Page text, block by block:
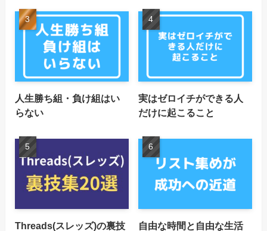
人生勝ち組・負け組はい
らない
実はゼロイチができる人
だけに起こること
Threads(スレッズ)の裏技 自由な時間と自由な生活